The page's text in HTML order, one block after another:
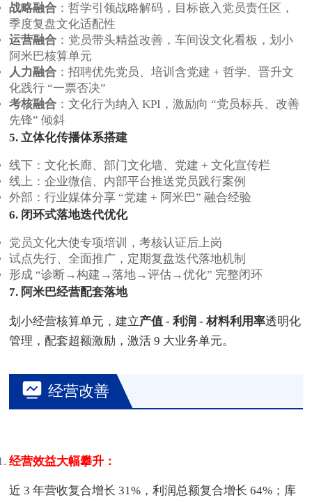
战略融合 ：哲学引领战略解码，目标嵌入党员责任区，
季度复盘文化适配性
运营融合 ：党员带头精益改善，车间设文化看板，划小
阿米巴核算单元
人力融合 ：招聘优先党员、培训含党建 + 哲学、晋升文
化践行 “一票否决”
考核融合 ：文化行为纳入 KPI，激励向 “党员标兵、改善
先锋” 倾斜
5. 立体化传播体系搭建
线下：文化长廊、部门文化墙、党建 + 文化宣传栏
线上：企业微信、内部平台推送党员践行案例
外部：行业媒体分享 “党建 + 阿米巴” 融合经验
6. 闭环式落地迭代优化
党员文化大使专项培训，考核认证后上岗
试点先行、全面推广，定期复盘迭代落地机制
形成 “诊断→构建→落地→评估→优化” 完整闭环
7. 阿米巴经营配套落地
划小经营核算单元，建立产值 - 利润 - 材料利用率透明化
管理，配套超额激励，激活 9 大业务单元。
经营改善
经营效益大幅攀升：
近 3 年营收复合增长 31%，利润总额复合增长 64%；库